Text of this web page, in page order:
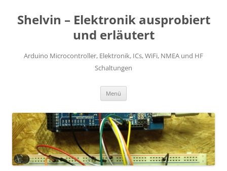
springen
Shelvin – Elektronik ausprobiert
und erläutert
Arduino Microcontroller, Elektronik, ICs, WiFi, NMEA und HF
Schaltungen
Menü